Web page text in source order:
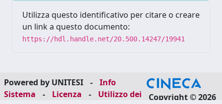
Utilizza questo identificativo per citare o creare
un link a questo documento:
https://hdl.handle.net/20.500.14247/19941
Powered by UNITESI -
Info
Sistema
- Licenza -
Utilizzo dei
Copyright © 2026